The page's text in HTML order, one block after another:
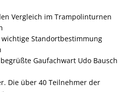
Vergleich im Trampolinturnen
Standortbestimmung
Gaufachwart Udo Bausch
Die über 40 Teilnehmer der